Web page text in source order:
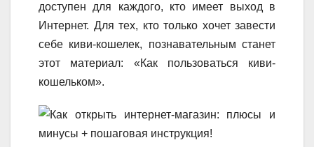
доступен для каждого, кто имеет выход в
Интернет. Для тех, кто только хочет завести
себе киви-кошелек, познавательным станет
этот материал: «Как пользоваться киви-
кошельком».